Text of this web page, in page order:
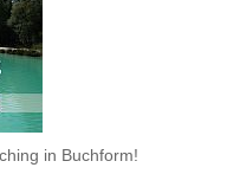
in Buchform!